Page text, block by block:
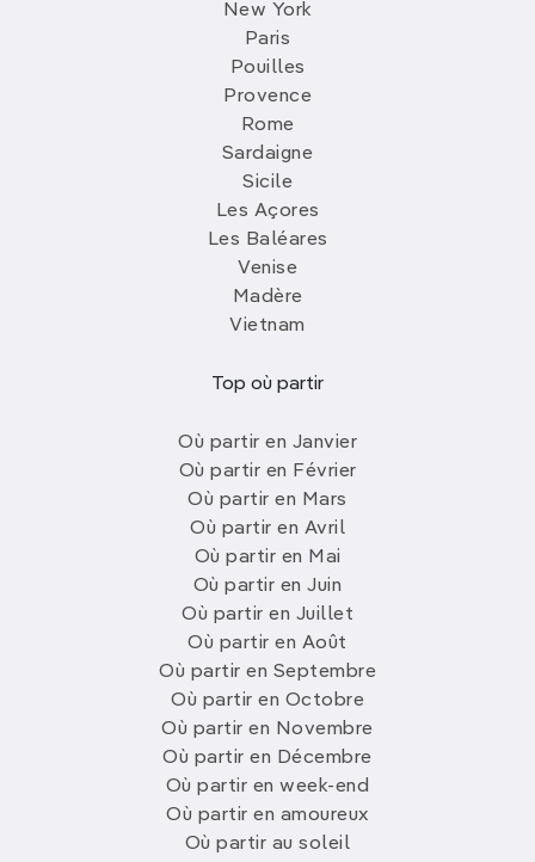
New York
Paris
Pouilles
Provence
Rome
Sardaigne
Sicile
Les Açores
Les Baléares
Venise
Madère
Vietnam
Top où partir
Où partir en Janvier
Où partir en Février
Où partir en Mars
Où partir en Avril
Où partir en Mai
Où partir en Juin
Où partir en Juillet
Où partir en Août
Où partir en Septembre
Où partir en Octobre
Où partir en Novembre
Où partir en Décembre
Où partir en week-end
Où partir en amoureux
Où partir au soleil